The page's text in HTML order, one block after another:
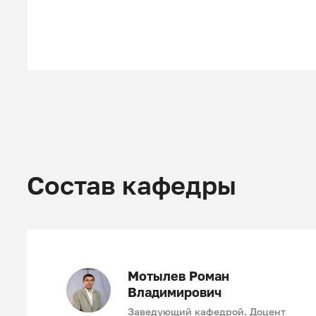
Состав кафедры
Мотылев Роман
Владимирович
Заведующий кафедрой. Доцент